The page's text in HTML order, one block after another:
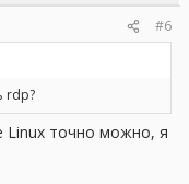
#6
rdp?
Linux точно можно, я